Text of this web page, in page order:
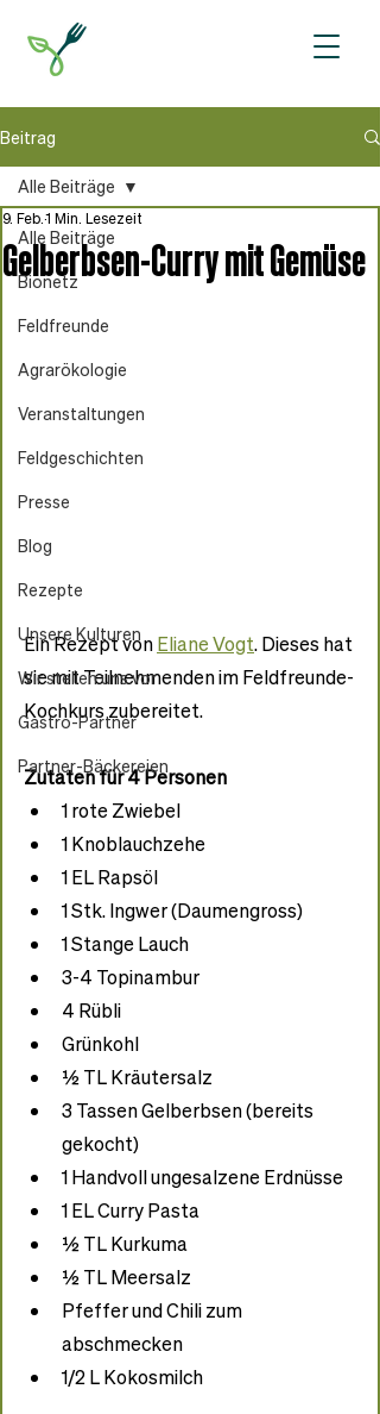
Beitrag
Alle Beiträge
Bionetz
Feldfreunde
Agrarökologie
Veranstaltungen
Feldgeschichten
Presse
Blog
Rezepte
Unsere Kulturen
Wir stellen uns vor
Gastro-Partner
Partner-Bäckereien
Alle Beiträge
Gelberbsen-Curry mit Gemüse
9. Feb. 1 Min. Lesezeit
Ein Rezept von Eliane Vogt. Dieses hat
sie mit Teilnehmenden im Feldfreunde-
Kochkurs zubereitet.
Zutaten für 4 Personen
1 rote Zwiebel
1 Knoblauchzehe
1 EL Rapsöl
1 Stk. Ingwer (Daumengross)
1 Stange Lauch
3-4 Topinambur
4 Rübli
Grünkohl
½ TL Kräutersalz
3 Tassen Gelberbsen (bereits
gekocht)
1 Handvoll ungesalzene Erdnüsse
1 EL Curry Pasta
½ TL Kurkuma
½ TL Meersalz
Pfeffer und Chili zum
abschmecken
1/2 L Kokosmilch